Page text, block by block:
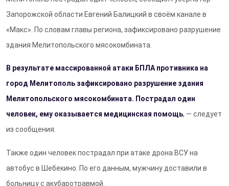
Запорожской области Евгений Балицкий в своём канале в
«Макс». По словам главы региона, зафиксировано разрушение
здания Мелитопольского мясокомбината.
В результате массированной атаки БПЛА противника на
город Мелитополь зафиксировано разрушение здания
Мелитопольского мясокомбината. Пострадал один
человек, ему оказывается медицинская помощь, — следует
из сообщения.
Также один человек пострадал при атаке дрона ВСУ на
автобус в Шебекино. По его данным, мужчину доставили в
больницу с акубаротравмой.